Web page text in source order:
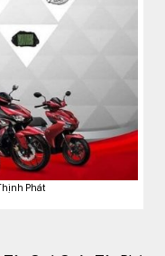
Phát